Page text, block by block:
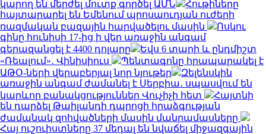
կարող են մերժել մուտք գործել ԱՄՆ
Հութիները
հայտարարել են Եմենում պրոսաուդյան ուժերի
ռազմական բազային հարվածելու մասին
Ոսկու
գինը հունիսի 17-ից ի վեր առաջին անգամ
գերազանցել է 4400 դոլարը
Եվս 6 տարի և ընդմիշտ
«Ռեալում»․ Վինիսիուս
Պենտագոնը հրապարակել է
ԱԹՕ-ների վերաբերյալ նոր նյութեր
Զելենսկին
առաջին անգամ ժամանել է Սերբիա․ սպասվում են
կարևոր բանակցություններ Վուչիչի հետ
Հայտնի
են դարձել Թաիլանդի դպրոցի հրաձգության
ժամանակ զոհվածների մասին մանրամասները
Հայ ուշուիստները 37 մեդալ են նվաճել միջազգային